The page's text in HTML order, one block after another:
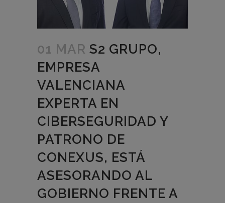
01 MAR S2 GRUPO,
EMPRESA
VALENCIANA
EXPERTA EN
CIBERSEGURIDAD Y
PATRONO DE
CONEXUS, ESTÁ
ASESORANDO AL
GOBIERNO FRENTE A